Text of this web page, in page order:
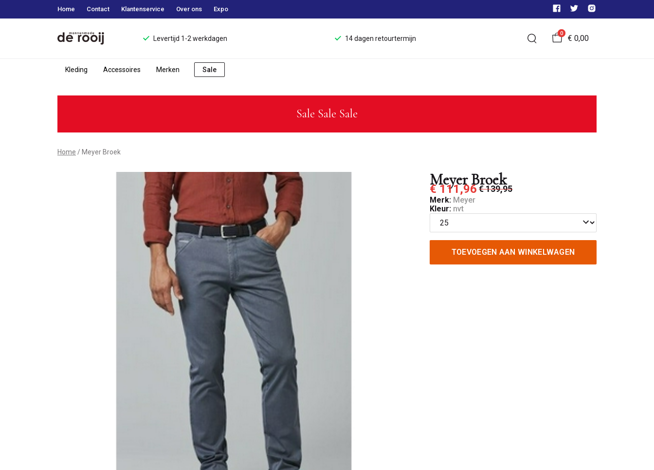
Home Contact Klantenservice Over ons Expo
Levertijd 1-2 werkdagen 14 dagen retourtermijn
0
€ 0,00
Kleding Accessoires Merken Sale
Mannenmode
Sale Sale Sale
Home Meyer Broek
Meyer Broek
€ 111,96€ 139,95
Merk: Meyer
Kleur: nvt
TOEVOEGEN AAN WINKELWAGEN